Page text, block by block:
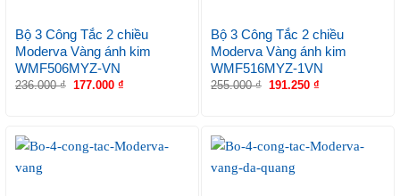
Bộ 3 Công Tắc 2 chiều
Moderva Vàng ánh kim
WMF506MYZ-VN
236.000₫ 177.000 ₫
Bộ 3 Công Tắc 2 chiều
Moderva Vàng ánh kim
WMF516MYZ-1VN
255.000₫ 191.250 ₫